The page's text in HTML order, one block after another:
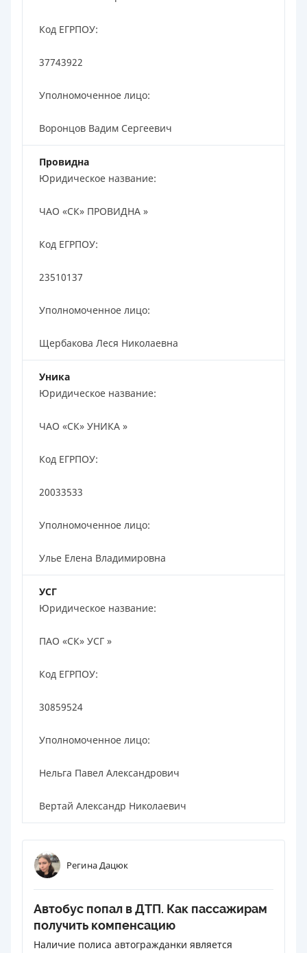
Код ЕГРПОУ:
37743922
Уполномоченное лицо:
Воронцов Вадим Сергеевич
Провидна
Юридическое название:
ЧАО «СК» ПРОВИДНА »
Код ЕГРПОУ:
23510137
Уполномоченное лицо:
Щербакова Леся Николаевна
Уника
Юридическое название:
ЧАО «СК» УНИКА »
Код ЕГРПОУ:
20033533
Уполномоченное лицо:
Улье Елена Владимировна
УСГ
Юридическое название:
ПАО «СК» УСГ »
Код ЕГРПОУ:
30859524
Уполномоченное лицо:
Нельга Павел Александрович
Вертай Александр Николаевич
Регина Дацюк
Автобус попал в ДТП. Как пассажирам
получить компенсацию
Наличие полиса автогражданки является